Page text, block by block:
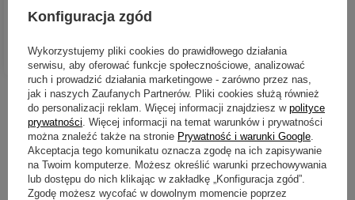
Ilość produktówDO KOSZYKA
Nowości
Konfiguracja zgód
Wykorzystujemy pliki cookies do prawidłowego działania
serwisu, aby oferować funkcje społecznościowe, analizować
ruch i prowadzić działania marketingowe - zarówno przez nas,
jak i naszych Zaufanych Partnerów. Pliki cookies służą również
do personalizacji reklam. Więcej informacji znajdziesz w polityce
prywatności . Więcej informacji na temat warunków i prywatności
można znaleźć także na stronie Prywatność i warunki Google
Akceptacja tego komunikatu oznacza zgodę na ich zapisywanie
na Twoim komputerze. Możesz określić warunki przechowywania
lub dostępu do nich klikając w zakładkę „Konfiguracja zgód”.
Zgodę możesz wycofać w dowolnym momencie poprzez